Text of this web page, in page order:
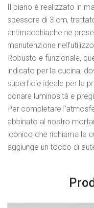
Il piano è realizzato in
spessore di 3 cm,
antimacchiache ne
manutenzione
Robusto e funzionale,
indicato per la cucina,
superficie ideale per la
donare luminosità e
Per completare
abbinato al nostro
iconico che richiama la
aggiunge un tocco di